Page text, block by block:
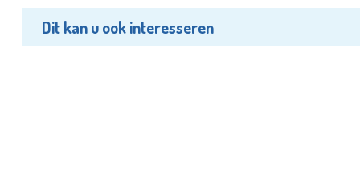
Dit kan u ook interesseren